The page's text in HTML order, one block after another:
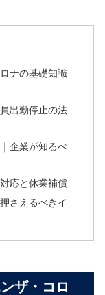
ナの基礎知識
出勤停止の法
企業が知るべ
応と休業補償
さえるべきイ
ザ・コロ